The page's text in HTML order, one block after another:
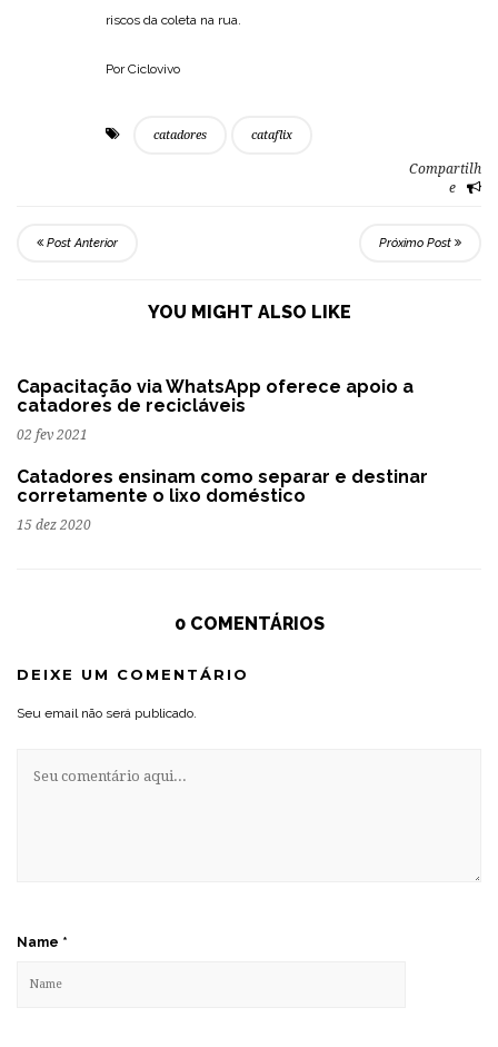
riscos da coleta na rua.
Por Ciclovivo
catadores cataflix
Compartilh
e
Post Anterior Próximo Post
YOU MIGHT ALSO LIKE
Capacitação via WhatsApp oferece apoio a
catadores de recicláveis
02 fev 2021
Catadores ensinam como separar e destinar
corretamente o lixo doméstico
15 dez 2020
0 COMENTÁRIOS
DEIXE UM COMENTÁRIO
Seu email não será publicado.
Name *